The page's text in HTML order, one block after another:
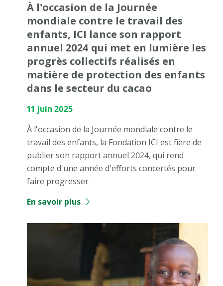
À l'occasion de la Journée
mondiale contre le travail des
enfants, ICI lance son rapport
annuel 2024 qui met en lumière les
progrès collectifs réalisés en
matière de protection des enfants
dans le secteur du cacao
11 juin 2025
À l'occasion de la Journée mondiale contre le
travail des enfants, la Fondation ICI est fière de
publier son rapport annuel 2024, qui rend
compte d'une année d'efforts concertés pour
faire progresser
En savoir plus